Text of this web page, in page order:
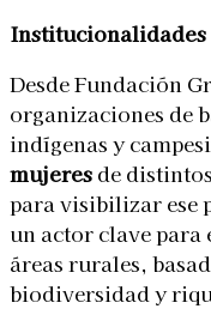
Institucionalidades
Desde Fundación
organizaciones de
indígenas y
mujeres de
para visibilizar ese
un actor clave para
áreas rurales,
biodiversidad y